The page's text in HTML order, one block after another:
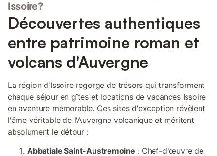
Issoire?
Découvertes authentiques
entre patrimoine roman et
volcans d'Auvergne
La région d'Issoire regorge de trésors qui transforment
chaque séjour en gîtes et locations de vacances Issoire
en aventure mémorable. Ces sites d'exception révèlent
l'âme véritable de l'Auvergne volcanique et méritent
absolument le détour :
Abbatiale Saint-Austremoine : Chef-d'œuvre de